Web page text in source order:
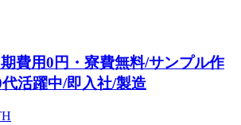
費用0円・寮費無料/サンプル作
活躍中/即入社/製造